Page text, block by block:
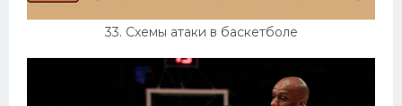
33. Схемы атаки в баскетболе